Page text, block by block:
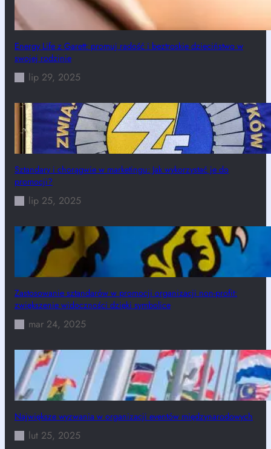
Energy Life z Garett: promuj radość i beztroskie dzieciństwo w
swojej rodzinie
lip 29, 2025
Sztandary i chorągwie w marketingu: Jak wykorzystać je do
promocji?
lip 25, 2025
Zastosowanie sztandarów w promocji organizacji non-profit:
zwiększenie widoczności dzięki symbolice
mar 24, 2025
Największe wyzwania w organizacji eventów międzynarodowych
lut 25, 2025